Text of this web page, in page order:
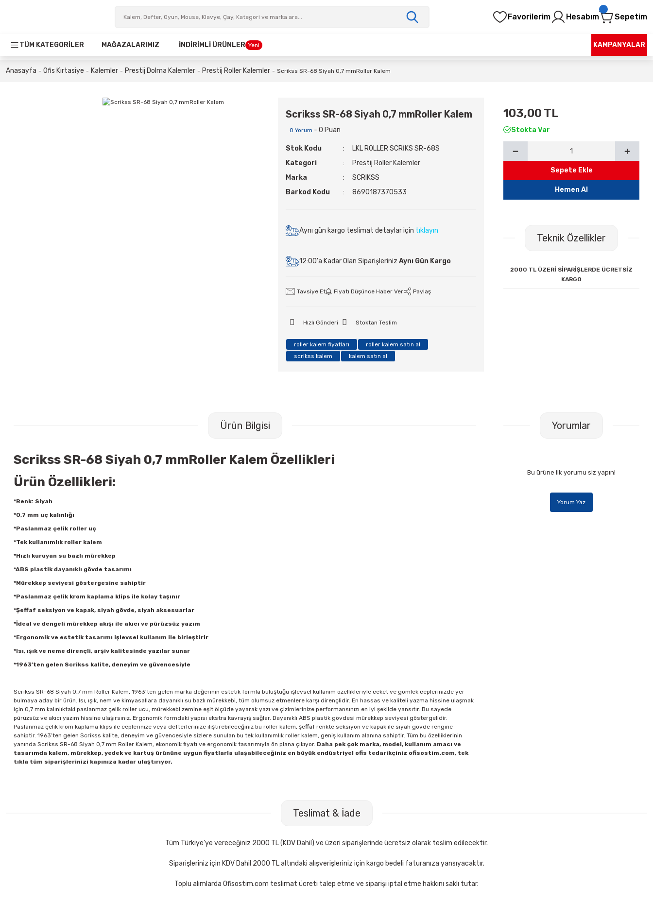
Favorilerim Hesabım Sepetim
TÜM KATEGORİLER MAĞAZALARIMIZ İNDİRİMLİ ÜRÜNLER Yeni KAMPANYALAR
Anasayfa Ofis Kırtasiye Kalemler Prestij Dolma Kalemler Prestij Roller Kalemler Scrikss SR-68 Siyah 0,7 mmRoller Kalem
Scrikss SR-68 Siyah 0,7 mmRoller Kalem
0 Yorum - 0 Puan
Stok Kodu
LKL ROLLER SCRİKS SR-68S
Kategori
Prestij Roller Kalemler
Marka
SCRIKSS
Barkod Kodu
8690187370533
Aynı gün kargo teslimat detaylar için tıklayın
12:00'a Kadar Olan Siparişleriniz Aynı Gün Kargo
Tavsiye Et Fiyatı Düşünce Haber Ver Paylaş
Hızlı Gönderi Stoktan Teslim
roller kalem fiyatları
roller kalem satın al
scrikss kalem
kalem satın al
103,00 TL
Stokta Var
Sepete Ekle
Hemen Al
Teknik Özellikler
2000 TL ÜZERİ SİPARİŞLERDE ÜCRETSİZ
KARGO
Ürün Bilgisi
Scrikss SR-68 Siyah 0,7 mmRoller Kalem Özellikleri
Ürün Özellikleri:
*Renk: Siyah
*0,7 mm uç kalınlığı
*Paslanmaz çelik roller uç
*Tek kullanımlık roller kalem
*Hızlı kuruyan su bazlı mürekkep
*ABS plastik dayanıklı gövde tasarımı
*Mürekkep seviyesi göstergesine sahiptir
*Paslanmaz çelik krom kaplama klips ile kolay taşınır
*Şeffaf seksiyon ve kapak, siyah gövde, siyah aksesuarlar
*İdeal ve dengeli mürekkep akışı ile akıcı ve pürüzsüz yazım
*Ergonomik ve estetik tasarımı işlevsel kullanım ile birleştirir
*Isı, ışık ve neme dirençli, arşiv kalitesinde yazılar sunar
*1963’ten gelen Scrikss kalite, deneyim ve güvencesiyle
Scrikss SR-68 Siyah 0,7 mm Roller Kalem, 1963’ten gelen marka değerinin estetik formla buluştuğu işlevsel kullanım özellikleriyle ceket ve gömlek ceplerinizde yer
bulmaya aday bir ürün. Isı, ışık, nem ve kimyasallara dayanıklı su bazlı mürekkebi, tüm olumsuz etmenlere karşı dirençlidir. En hassas ve kaliteli yazma hissine ulaşmak
için 0,7 mm kalınlıktaki paslanmaz çelik roller ucu, mürekkebi zemine eşit ölçüde yayarak yazı ve çizimlerinize performansınızı en iyi şekilde yansıtır. Bu sayede
pürüzsüz ve akıcı yazım hissine ulaşırsınız. Ergonomik formdaki yapısı ekstra kavrayış sağlar. Dayanıklı ABS plastik gövdesi mürekkep seviyesi göstergelidir.
Paslanmaz çelik krom kaplama klips ile ceplerinize veya defterlerinize iliştirebileceğiniz bu roller kalem, şeffaf renkte seksiyon ve kapak ile siyah gövde rengine
sahiptir. 1963’ten gelen Scrikss kalite, deneyim ve güvencesiyle sizlere sunulan bu tek kullanımlık roller kalem, geniş kullanım alanına sahiptir. Tüm bu özelliklerinin
yanında Scrikss SR-68 Siyah 0,7 mm Roller Kalem, ekonomik fiyatı ve ergonomik tasarımıyla ön plana çıkıyor. Daha pek çok marka, model, kullanım amacı ve
tasarımda kalem, mürekkep, yedek ve kartuş ürününe uygun fiyatlarla ulaşabileceğiniz en büyük endüstriyel ofis tedarikçiniz ofisostim.com, tek
tıkla tüm siparişlerinizi kapınıza kadar ulaştırıyor.
Yorumlar
Bu ürüne ilk yorumu siz yapın!
Yorum Yaz
Teslimat & İade
Tüm Türkiye'ye vereceğiniz 2000 TL (KDV Dahil) ve üzeri siparişlerinde ücretsiz olarak teslim edilecektir.
Siparişleriniz için KDV Dahil 2000 TL altındaki alışverişleriniz için kargo bedeli faturanıza yansıyacaktır.
Toplu alımlarda Ofisostim.com teslimat ücreti talep etme ve siparişi iptal etme hakkını saklı tutar.